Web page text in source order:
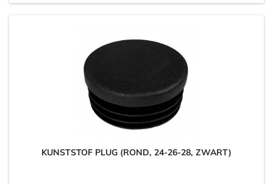
KUNSTSTOF PLUG (ROND, 24-26-28, ZWART)